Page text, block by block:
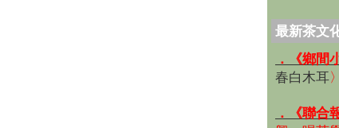
最新茶文
．《鄉間
春白木耳〉
．《聯合